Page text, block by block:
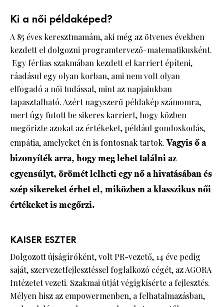
Ki a női példaképed?
A 85 éves keresztmamám, aki még az ötvenes években
kezdett el dolgozni programtervező-matematikusként.
Egy férfias szakmában kezdett el karriert építeni,
ráadásul egy olyan korban, ami nem volt olyan
elfogadó a női tudással, mint az napjainkban
tapasztalható. Azért nagyszerű példakép számomra,
mert úgy futott be sikeres karriert, hogy közben
megőrizte azokat az értékeket, például gondoskodás,
empátia, amelyeket én is fontosnak tartok.Vagyis ő a
bizonyíték arra, hogy meg lehet találni az
egyensúlyt, örömét lelheti egy nő a hivatásában és
szép sikereket érhet el, miközben a klasszikus női
értékeket is megőrzi.
KAISER ESZTER
Dolgozott újságíróként, volt PR-vezető, 14 éve pedig
saját, szervezetfejlesztéssel foglalkozó cégét, az AGORA
Intézetet vezeti. Szakmai útját végigkísérte a fejlesztés.
Mélyen hisz az empowermenben, a felhatalmazásban,